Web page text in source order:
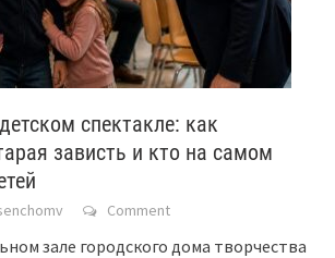
спектакле: как
зависть и кто на самом
Comment
зале городского дома творчества